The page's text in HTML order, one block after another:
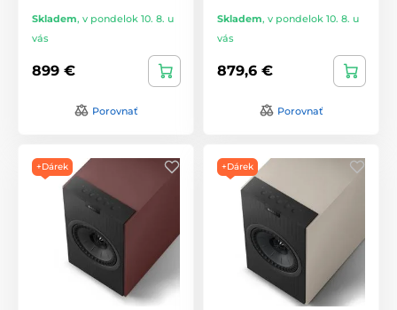
Skladem, v pondelok 10. 8. u
vás
899 €
Porovnať
Skladem, v pondelok 10. 8. u
vás
879,6 €
Porovnať
+Dárek +Dárek